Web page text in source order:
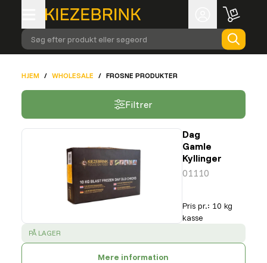
Søg efter produkt eller søgeord
HJEM / WHOLESALE / FROSNE PRODUKTER
Filtrer
Dag
Gamle
Kyllinger
01110
Pris pr.: 10 kg
kasse
SUCCESS
PÅ LAGER
Mere information